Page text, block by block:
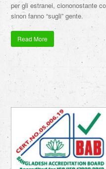
per gli estranei, ciononostante
sinon fanno “sugli” gente.
Read More